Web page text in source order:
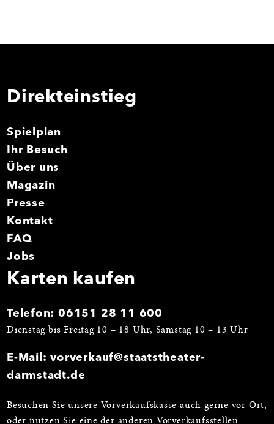
Direkteinstieg
Spielplan
Ihr Besuch
Über uns
Magazin
Presse
Kontakt
FAQ
Jobs
Karten kaufen
Telefon:06151 28 11 600
Dienstag bis Freitag 10 – 18 Uhr, Samstag 10 – 13 Uhr
E-Mail:vorverkauf@staatstheater-
darmstadt.de
Besuchen Sie unsere Vorverkaufskasse auch gerne vor Ort,
oder nutzen Sie eine der anderen Vorverkaufsstellen.